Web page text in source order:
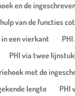
en de
van de functies
een vierkant
PHI via twee
met de
lengte
PHI